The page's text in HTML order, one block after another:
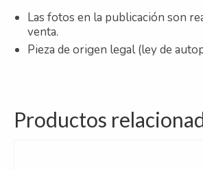
Las fotos en la publicación son
venta.
Pieza de origen legal (ley de
Productos